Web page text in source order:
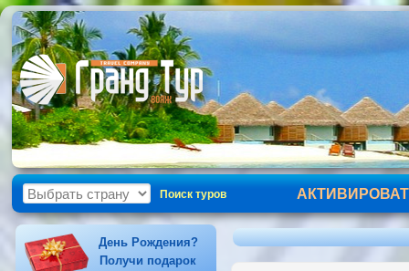
Поиск туров
День Рождения?
Получи подарок